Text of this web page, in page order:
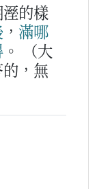
的樣
， 滿哪
。
（大
，無